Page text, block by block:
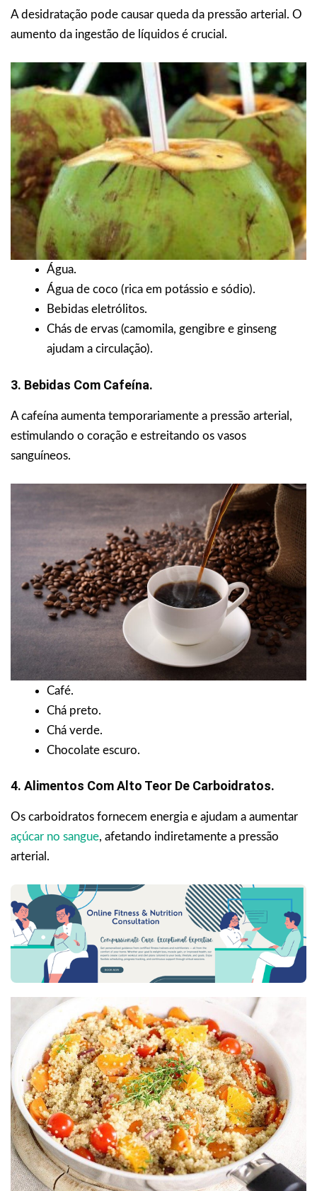
A desidratação pode causar queda da pressão arterial. O
aumento da ingestão de líquidos é crucial.
Água.
Água de coco (rica em potássio e sódio).
Bebidas eletrólitos.
Chás de ervas (camomila, gengibre e ginseng
ajudam a circulação).
3. Bebidas Com Cafeína.
A cafeína aumenta temporariamente a pressão arterial,
estimulando o coração e estreitando os vasos
sanguíneos.
Café.
Chá preto.
Chá verde.
Chocolate escuro.
4. Alimentos Com Alto Teor De Carboidratos.
Os carboidratos fornecem energia e ajudam a aumentar
açúcar no sangue, afetando indiretamente a pressão
arterial.